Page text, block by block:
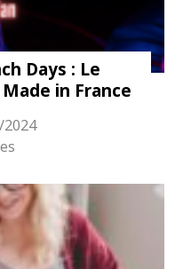
Days : Le
in France